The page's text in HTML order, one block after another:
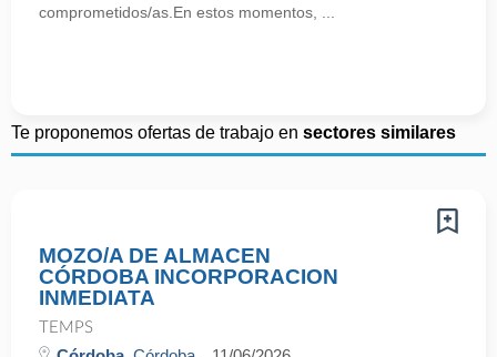
comprometidos/as.En estos momentos, ...
Te proponemos ofertas de trabajo en sectores similares
MOZO/A DE ALMACEN
CÓRDOBA INCORPORACION
INMEDIATA
TEMPS